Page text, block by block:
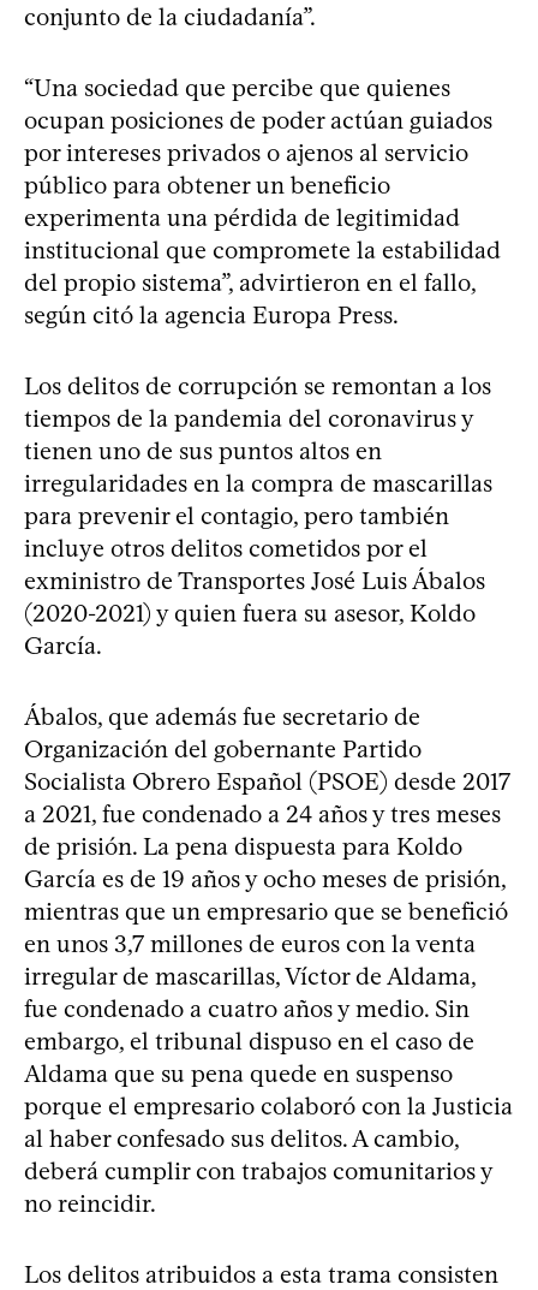
conjunto de la ciudadanía”.
“Una sociedad que percibe que quienes
ocupan posiciones de poder actúan guiados
por intereses privados o ajenos al servicio
público para obtener un beneficio
experimenta una pérdida de legitimidad
institucional que compromete la estabilidad
del propio sistema”, advirtieron en el fallo,
según citó la agencia Europa Press.
Los delitos de corrupción se remontan a los
tiempos de la pandemia del coronavirus y
tienen uno de sus puntos altos en
irregularidades en la compra de mascarillas
para prevenir el contagio, pero también
incluye otros delitos cometidos por el
exministro de Transportes José Luis Ábalos
(2020-2021) y quien fuera su asesor, Koldo
García.
Ábalos, que además fue secretario de
Organización del gobernante Partido
Socialista Obrero Español (PSOE) desde 2017
a 2021, fue condenado a 24 años y tres meses
de prisión. La pena dispuesta para Koldo
García es de 19 años y ocho meses de prisión,
mientras que un empresario que se benefició
en unos 3,7 millones de euros con la venta
irregular de mascarillas, Víctor de Aldama,
fue condenado a cuatro años y medio. Sin
embargo, el tribunal dispuso en el caso de
Aldama que su pena quede en suspenso
porque el empresario colaboró con la Justicia
al haber confesado sus delitos. A cambio,
deberá cumplir con trabajos comunitarios y
no reincidir.
Los delitos atribuidos a esta trama consisten